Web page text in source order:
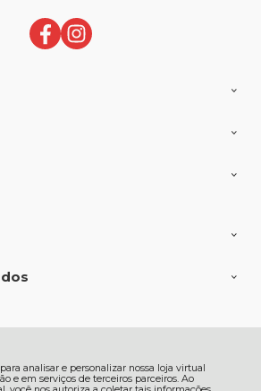
analisar e personalizar nossa loja virtual
e em serviços de terceiros parceiros. Ao
Bela Vista - 89804-000 - Chapecó - SC
30 | © Todos os direitos reservados - Maqdima
e Máquinas - 2026